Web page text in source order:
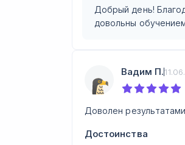
Добрый день!
довольны
Вадим П.
Доволен результатами
Достоинства